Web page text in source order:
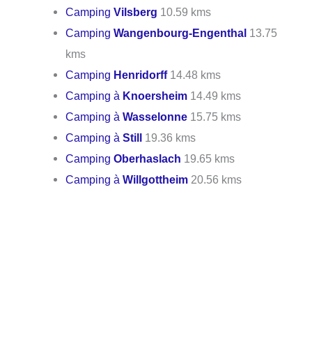
CampingVilsberg 10.59 kms
CampingWangenbourg-Engenthal 13.75
kms
Camping Henridorff14.48 kms
Camping à Knoersheim 14.49 kms
Camping àWasselonne 15.75 kms
Camping àStill
19.36 kms
CampingOberhaslach 19.65 kms
Camping àWillgottheim 20.56 kms